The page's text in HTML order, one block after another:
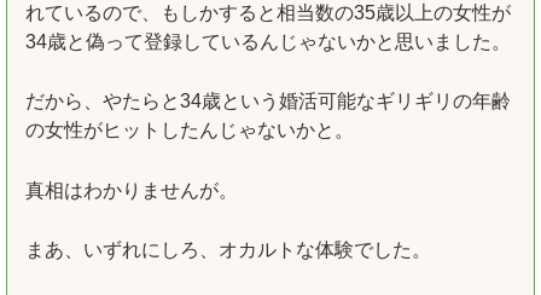
れているので、もしかすると相当数の35歳以上の女性が
34歳と偽って登録しているんじゃないかと思いました。
だから、やたらと34歳という婚活可能なギリギリの年齢
の女性がヒットしたんじゃないかと。
真相はわかりませんが。
まあ、いずれにしろ、オカルトな体験でした。